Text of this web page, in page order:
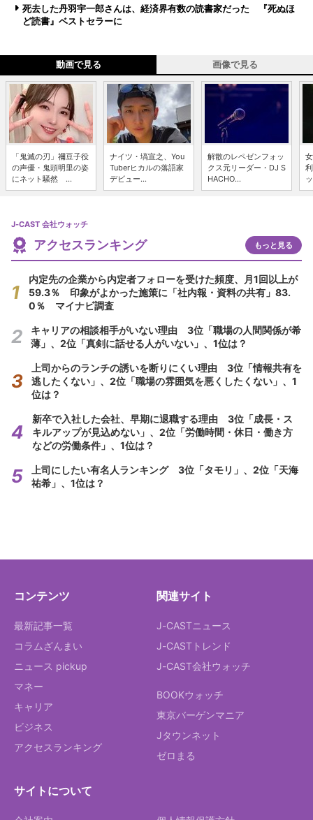
死去した丹羽宇一郎さんは、経済界有数の読書家だった 『死ぬほ
ど読書』ベストセラーに
動画で見る 画像で見る
「鬼滅の刃」禰豆子役
の声優・鬼頭明里の姿
にネット騒然 ...
ナイツ・塙宣之、You
Tuberヒカルの落語家
デビュー...
解散のレペゼンフォッ
クス元リーダー・DJ S
HACHO...
J-CAST 会社ウォッチ
アクセスランキング もっと見る
内定先の企業から内定者フォローを受けた頻度、月1回以上が
59.3％ 印象がよかった施策に「社内報・資料の共有」83.
0％ マイナビ調査
キャリアの相談相手がいない理由 3位「職場の人間関係が希
薄」、2位「真剣に話せる人がいない」、1位は？
上司からのランチの誘いを断りにくい理由 3位「情報共有を
逃したくない」、2位「職場の雰囲気を悪くしたくない」、1
位は？
新卒で入社した会社、早期に退職する理由 3位「成長・ス
キルアップが見込めない」、2位「労働時間・休日・働き方
などの労働条件」、1位は？
上司にしたい有名人ランキング 3位「タモリ」、2位「天海
祐希」、1位は？
コンテンツ
最新記事一覧
コラムざんまい
ニュース pickup
マネー
キャリア
ビジネス
アクセスランキング
関連サイト
J-CASTニュース
J-CASTトレンド
J-CAST会社ウォッチ
BOOKウォッチ
東京バーゲンマニア
Jタウンネット
ゼロまる
サイトについて